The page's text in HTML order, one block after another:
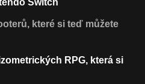
Switch
které si teď můžete
RPG, která si